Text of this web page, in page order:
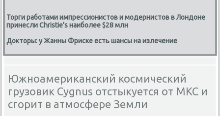
Торги работами импрессионистов и модернистов в Лондоне
принесли Christie's наиболее $28 млн
Докторы: у Жанны Фриске есть шансы на излечение
Южноамериканский космический
грузовик Cygnus отстыкуется от МКС и
сгорит в атмосфере Земли